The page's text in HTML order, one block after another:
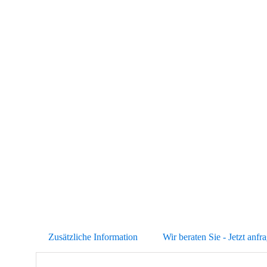
Zusätzliche Information Wir beraten Sie - Jetzt